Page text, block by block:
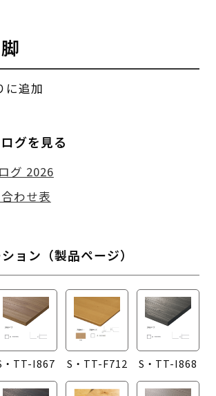
に追加
グを見る
グ 2026
わせ表
ョン（製品ページ）
・TT-I867 S・TT-F712 S・TT-I868